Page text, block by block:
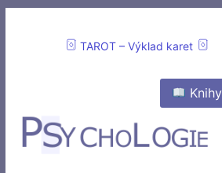
TAROT – Výklad karet
Knihy